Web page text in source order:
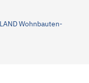
Wohnbauten-